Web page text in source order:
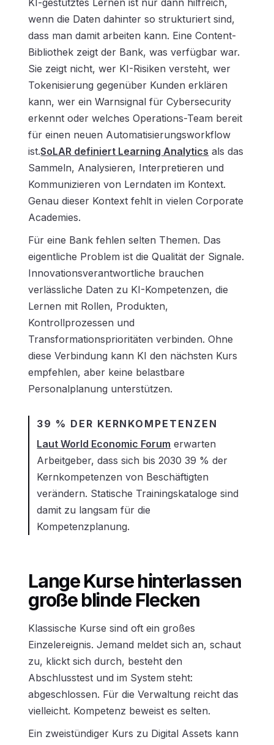
wenn die Daten dahinter so strukturiert sind,
dass man damit arbeiten kann. Eine Content-
Bibliothek zeigt der Bank, was verfügbar war.
Sie zeigt nicht, wer KI-Risiken versteht, wer
Tokenisierung gegenüber Kunden erklären
kann, wer ein Warnsignal für Cybersecurity
erkennt oder welches Operations-Team bereit
für einen neuen Automatisierungsworkflow
ist.SoLAR definiert Learning Analytics als das
Sammeln, Analysieren, Interpretieren und
Kommunizieren von Lerndaten im Kontext.
Genau dieser Kontext fehlt in vielen Corporate
Academies.
Für eine Bank fehlen selten Themen. Das
eigentliche Problem ist die Qualität der Signale.
Innovationsverantwortliche brauchen
verlässliche Daten zu KI-Kompetenzen, die
Lernen mit Rollen, Produkten,
Kontrollprozessen und
Transformationsprioritäten verbinden. Ohne
diese Verbindung kann KI den nächsten Kurs
empfehlen, aber keine belastbare
Personalplanung unterstützen.
39 % DER KERNKOMPETENZEN
Laut World Economic Forum erwarten
Arbeitgeber, dass sich bis 2030 39 % der
Kernkompetenzen von Beschäftigten
verändern. Statische Trainingskataloge sind
damit zu langsam für die
Kompetenzplanung.
Lange Kurse hinterlassen
große blinde Flecken
Klassische Kurse sind oft ein großes
Einzelereignis. Jemand meldet sich an, schaut
zu, klickt sich durch, besteht den
Abschlusstest und im System steht:
abgeschlossen. Für die Verwaltung reicht das
vielleicht. Kompetenz beweist es selten.
Ein zweistündiger Kurs zu Digital Assets kann